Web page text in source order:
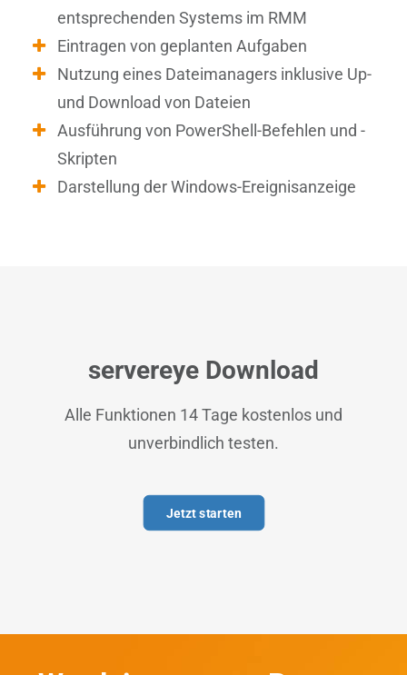
entsprechenden Systems im RMM
Eintragen von geplanten Aufgaben
Nutzung eines Dateimanagers inklusive Up-
und Download von Dateien
Ausführung von PowerShell-Befehlen und -
Skripten
Darstellung der Windows-Ereignisanzeige
servereye Download
Alle Funktionen 14 Tage kostenlos und
unverbindlich testen.
Jetzt starten